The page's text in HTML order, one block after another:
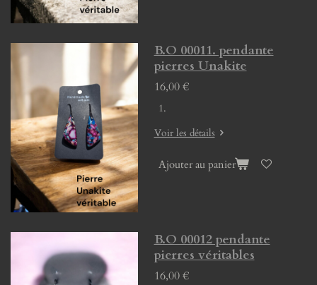
B.O 00011. pendante
pierres Unakite
16,00 €
Voir les détails
Ajouter au panier
B.O 00012 pendante
pierres véritables
16,00 €